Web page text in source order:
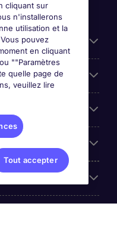
cliquant sur
n'installerons
utilisation et la
pouvez
en cliquant
""Paramètres
quelle page de
veuillez lire
Tout accepter